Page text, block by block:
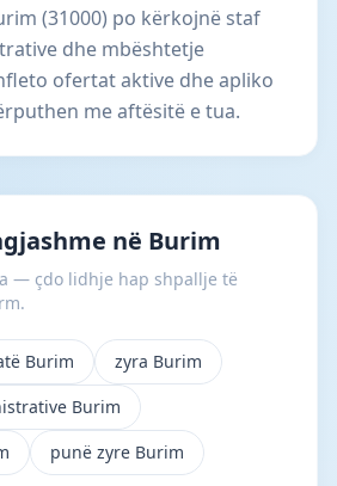
(31000) po kërkojnë staf
dhe mbështetje
ofertat aktive dhe apliko
me aftësitë e tua.
në Burim
— çdo lidhje hap shpallje të
Burim
zyra Burim
Burim
punë zyre Burim